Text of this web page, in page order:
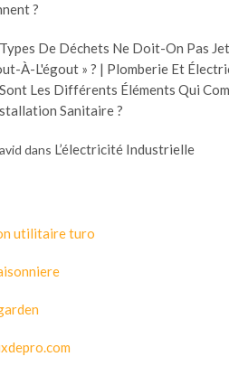
?
De Déchets Ne Doit-On Pas
À-L'égout » ? | Plomberie Et
Les Différents Éléments Qui
Sanitaire ?
dans L’électricité Industrielle
utilitaire turo